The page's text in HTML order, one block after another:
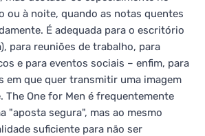
ou à noite, quando as notas quentes
É adequada para o escritório
para reuniões de trabalho, para
e para eventos sociais – enfim, para
em que quer transmitir uma imagem
The One for Men é frequentemente
"aposta segura", mas ao mesmo
suficiente para não ser